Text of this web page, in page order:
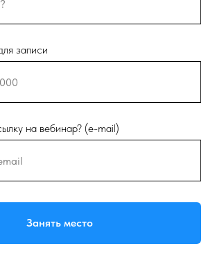
записи
на вебинар? (e-mail)
Занять место